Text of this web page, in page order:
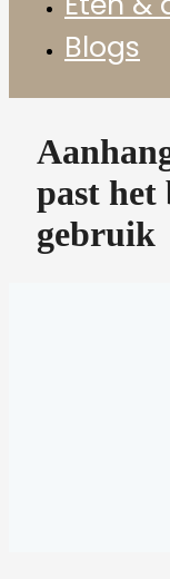
Blogs
past
gebruik